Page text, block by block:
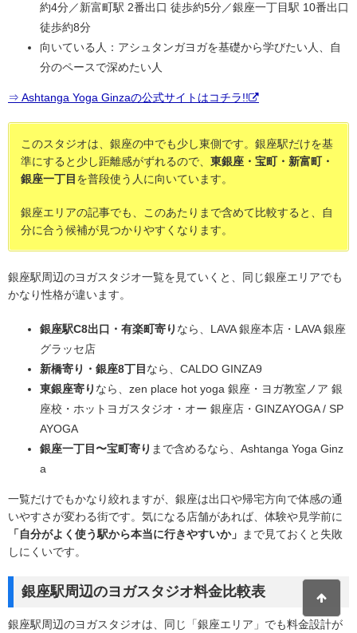
約4分／新富町駅 2番出口 徒歩約5分／銀座一丁目駅 10番出口
徒歩約8分
向いている人：アシュタンガヨガを基礎から学びたい人、自
分のペースで深めたい人
⇒ Ashtanga Yoga Ginzaの公式サイトはコチラ!!
このスタジオは、銀座の中でも少し東側です。銀座駅だけを基
準にすると少し距離感がずれるので、 東銀座・宝町・新富町・
銀座一丁目 を普段使う人に向いています。
銀座エリアの記事でも、このあたりまで含めて比較すると、自
分に合う候補が見つかりやすくなります。
銀座駅周辺のヨガスタジオ一覧を見ていくと、同じ銀座エリアでも
かなり性格が違います。
銀座駅C8出口・有楽町寄り なら、LAVA 銀座本店・LAVA 銀座
グラッセ店
新橋寄り・銀座8丁目 なら、CALDO GINZA9
東銀座寄り なら、zen place hot yoga 銀座・ヨガ教室ノア 銀
座校・ホットヨガスタジオ・オー 銀座店・GINZAYOGA / SP
AYOGA
銀座一丁目〜宝町寄り まで含めるなら、Ashtanga Yoga Ginz
a
一覧だけでもかなり絞れますが、銀座は出口や帰宅方向で体感の通
いやすさが変わる街です。気になる店舗があれば、体験や見学前に
「自分がよく使う駅から本当に行きやすいか」 まで見ておくと失敗
しにくいです。
銀座駅周辺のヨガスタジオ料金比較表
銀座駅周辺のヨガスタジオは、同じ「銀座エリア」でも料金設計が